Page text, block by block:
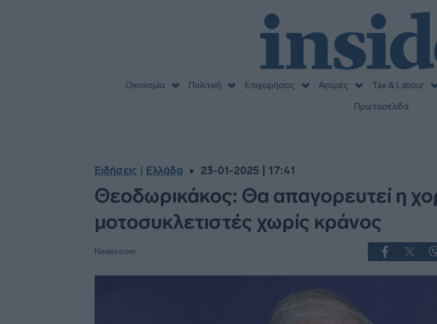
Οικονομία Πολιτική Επιχειρήσεις Αγορές Tax & Labour
Πρωτοσέλιδα
Ειδήσεις Ελλάδα 23-01-2025 | 17:41
Θεοδωρικάκος: Θα απαγορευτεί η
μοτοσυκλετιστές χωρίς κράνος
Newsroom